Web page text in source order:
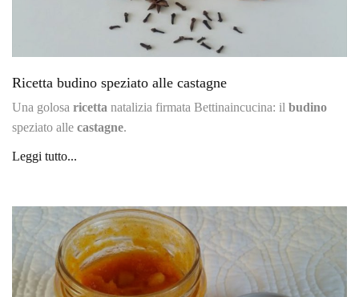
Ricetta budino speziato alle castagne
Una golosa ricetta natalizia firmata Bettinaincucina: il budino
speziato alle castagne.
Leggi tutto...